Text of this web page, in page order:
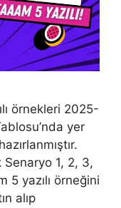
örnekleri 2025-
yer
Senaryo 1, 2, 3,
5 yazılı örneğini
alıp